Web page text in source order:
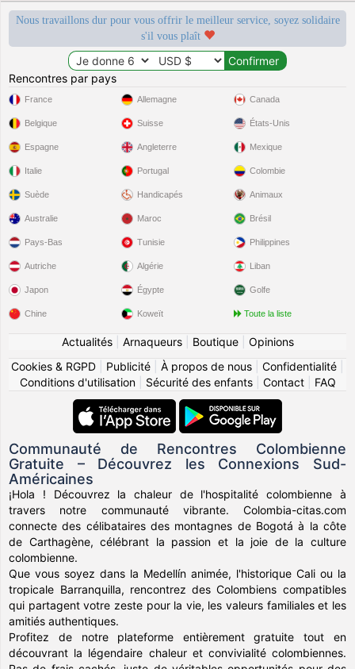
Nous travaillons dur pour vous offrir le meilleur service, soyez solidaire
s'il vous plaît
Rencontres par pays
France
Belgique
Espagne
Italie
Suède
Allemagne
Suisse
Angleterre
Portugal
Handicapés
Canada
États-Unis
Mexique
Colombie
Animaux
Australie
Pays-Bas
Autriche
Japon
Chine
Maroc
Tunisie
Algérie
Égypte
Koweït
Brésil
Philippines
Liban
Golfe
Toute la liste
Actualités| Arnaqueurs| Boutique| Opinions
Cookies & RGPD
Publicité À propos de nous Confidentialité
Conditions d'utilisation| Sécurité des enfants| Contact| FAQ
Communauté de Rencontres Colombienne
Gratuite – Découvrez les Connexions Sud-
Américaines
¡Hola ! Découvrez la chaleur de l'hospitalité colombienne à
travers notre communauté vibrante. Colombia-citas.com
connecte des célibataires des montagnes de Bogotá à la côte
de Carthagène, célébrant la passion et la joie de la culture
colombienne.
Que vous soyez dans la Medellín animée, l'historique Cali ou la
tropicale Barranquilla, rencontrez des Colombiens compatibles
qui partagent votre zeste pour la vie, les valeurs familiales et les
amitiés authentiques.
Profitez de notre plateforme entièrement gratuite tout en
découvrant la légendaire chaleur et convivialité colombiennes.